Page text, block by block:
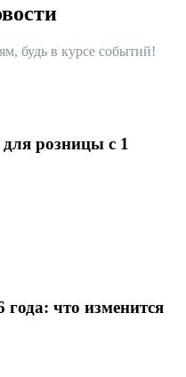
будь в курсе событий!
розницы с 1
что изменится